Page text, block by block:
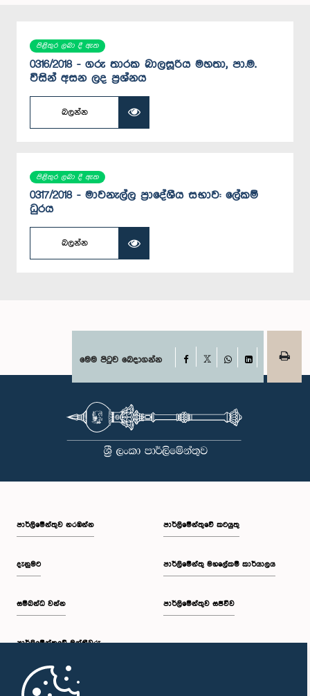
පිළිතුර ලබා දී ඇත
0316/2018 - ගරු තාරක බාලසූරිය මහතා, පා.ම.
විසින් අසන ලද ප්‍රශ්නය
බලන්න
පිළිතුර ලබා දී ඇත
0317/2018 - මාවනැල්ල ප්‍රාදේශීය සභාව: ලේකම්
ධුරය
බලන්න
මෙම පිටුව බෙදාගන්න Facebook
පාර්ලි‌මේන්තුව නරඹන්න
දැනුමට
සම්බන්ධ වන්න
පාර්ලි‌මේන්තුවේ මන්ත්‍රීවරු
මුල් පිටුව
පාර්ලිමේන්තුවේ කටයුතු
පාර්ලිමේන්තු මහලේකම් කාර්යාලය
පාර්ලිමේන්තුව සජීවීව